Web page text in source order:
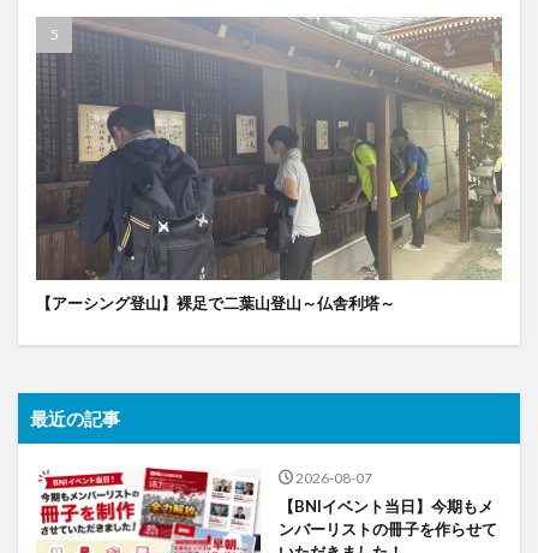
【アーシング登山】裸足で二葉山登山～仏舎利塔～
最近の記事
2026-08-07
【BNIイベント当日】今期もメ
ンバーリストの冊子を作らせて